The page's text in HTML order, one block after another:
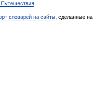
Путешествия
словарей на сайты , сделанные на